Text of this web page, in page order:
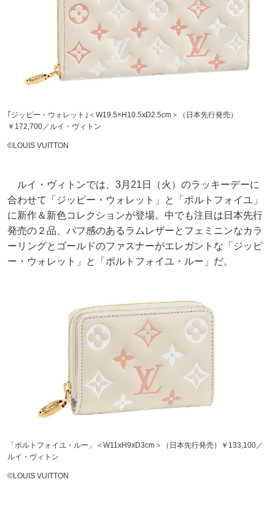
｢ジッピー・ウォレット｣＜W19.5×H10.5xD2.5cm＞（日本先行発売）
￥172,700／ルイ・ヴィトン
©LOUIS VUITTON
ルイ・ヴィトンでは、3月21日（火）のラッキーデーに
合わせて「ジッピー・ウォレット」と「ポルトフォイユ」
に新作＆新色コレクションが登場。中でも注目は日本先行
発売の２品、パフ感のあるラムレザーとフェミニンなカラ
ーリングとゴールドのファスナーがエレガントな「ジッピ
ー・ウォレット」と「ポルトフォイユ・ルー」だ。
「ポルトフォイユ・ルー」＜W11xH9xD3cm＞（日本先行発売）￥133,100／
ルイ・ヴィトン
©LOUIS VUITTON